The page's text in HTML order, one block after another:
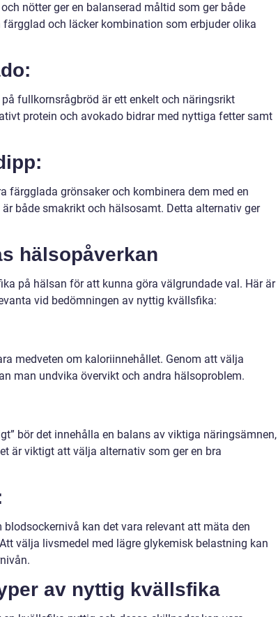
nötter ger en balanserad måltid som ger både
och läcker kombination som erbjuder olika
fullkornsrågbröd är ett enkelt och näringsrikt
protein och avokado bidrar med nyttiga fetter samt
färgglada grönsaker och kombinera dem med en
både smakrikt och hälsosamt. Detta alternativ ger
hälsopåverkan
på hälsan för att kunna göra välgrundade val. Här är
vid bedömningen av nyttig kvällsfika:
medveten om kaloriinnehållet. Genom att välja
man undvika övervikt och andra hälsoproblem.
bör det innehålla en balans av viktiga näringsämnen,
är viktigt att välja alternativ som ger en bra
kan det vara relevant att mäta den
välja livsmedel med lägre glykemisk belastning kan
av nyttig kvällsfika